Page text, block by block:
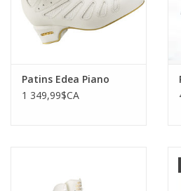
Patins Edea Piano
1 349,99$CA